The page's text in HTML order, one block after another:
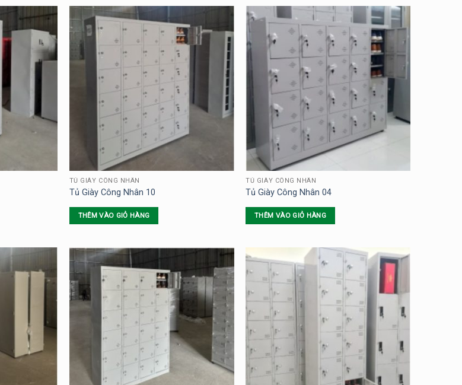
TỦ GIÀY CÔNG NHÂN
Tủ Giày Công Nhân 10
THÊM VÀO GIỎ HÀNG
TỦ GIÀY CÔNG NHÂN
Tủ Giày Công Nhân 04
THÊM VÀO GIỎ HÀNG